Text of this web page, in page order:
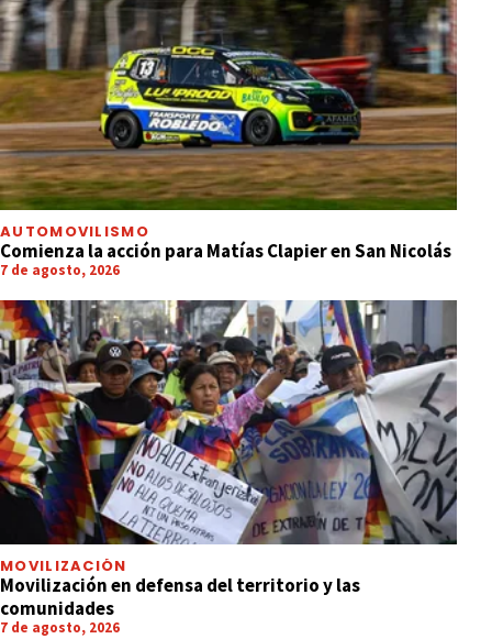
AUTOMOVILISMO
Comienza la acción para Matías Clapier en San Nicolás
7 de agosto, 2026
MOVILIZACIÓN
Movilización en defensa del territorio y las
comunidades
7 de agosto, 2026